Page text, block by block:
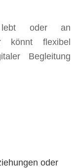
oder an
könnt flexibel
Begleitung
oder